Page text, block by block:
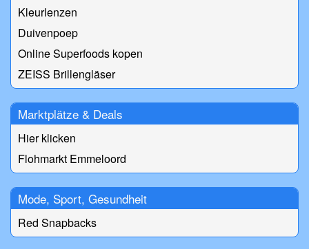
Kleurlenzen
Duivenpoep
Online Superfoods kopen
ZEISS Brillengläser
Marktplätze & Deals
Hier klicken
Flohmarkt Emmeloord
Mode, Sport, Gesundheit
Red Snapbacks